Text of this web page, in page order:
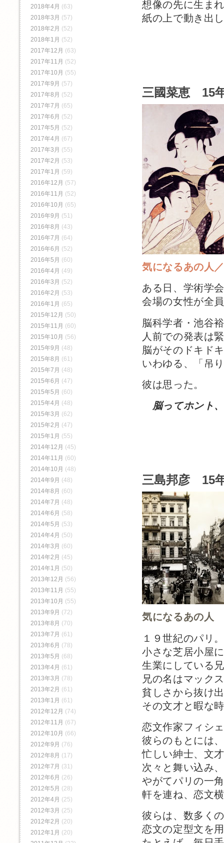
想像の先に生ま
紙の上で動き出
三國菜恵 15
気になるあの人
ある日、学術学
会場の女性が全
脳科学者・池谷
人前での発表は
脳がそのドキド
いわゆる、「吊
彼は思った。
脳ってホント
三島邦彦 15
気になるあの人
１９世紀のパリ
小さな芝居小屋
生業にしている
兄の名はマック
貧しさから抜け
その文才と暇な
恋文作家フィシ
彼らのもとには
忙しい紳士、文
次々と舞い込み
やがてパリの一
軒を連ね、恋文
彼らは、数多く
恋文の定型文を
2018年4月 (63)
2018年3月 (57)
2018年2月 (52)
2018年1月 (52)
2017年12月 (63)
2017年11月 (52)
2017年10月 (55)
2017年9月 (57)
2017年8月 (52)
2017年7月 (65)
2017年6月 (52)
2017年5月 (52)
2017年4月 (67)
2017年3月 (55)
2017年2月 (53)
2017年1月 (59)
2016年12月 (57)
2016年11月 (52)
2016年10月 (65)
2016年9月 (51)
2016年8月 (43)
2016年7月 (64)
2016年6月 (52)
2016年5月 (60)
2016年4月 (49)
2016年3月 (52)
2016年2月 (53)
2016年1月 (65)
2015年12月 (50)
2015年11月 (60)
2015年10月 (56)
2015年9月 (48)
2015年8月 (61)
2015年7月 (48)
2015年6月 (47)
2015年5月 (60)
2015年4月 (48)
2015年3月 (62)
2015年2月 (47)
2015年1月 (55)
2014年12月 (45)
2014年11月 (60)
2014年10月 (48)
2014年9月 (48)
2014年8月 (60)
2014年7月 (48)
2014年6月 (58)
2014年5月 (53)
2014年4月 (50)
2014年3月 (60)
2014年2月 (45)
2014年1月 (50)
2013年12月 (56)
2013年11月 (55)
2013年10月 (55)
2013年9月 (72)
2013年8月 (70)
2013年7月 (61)
2013年6月 (78)
2013年5月 (68)
2013年4月 (61)
2013年3月 (78)
2013年2月 (61)
2013年1月 (61)
2012年12月 (74)
2012年11月 (67)
2012年10月 (66)
2012年9月 (76)
2012年8月 (17)
2012年7月 (31)
2012年6月 (26)
2012年5月 (28)
2012年4月 (25)
2012年3月 (25)
2012年2月 (20)
2012年1月 (20)